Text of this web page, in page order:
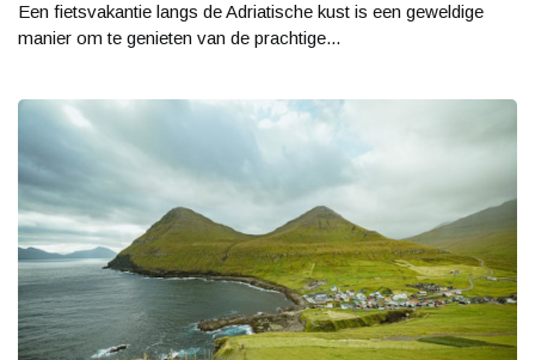
Een fietsvakantie langs de Adriatische kust is een geweldige
manier om te genieten van de prachtige...